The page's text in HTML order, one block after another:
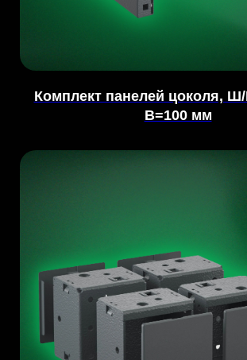
Комплект панелей цоколя,
В=100 мм